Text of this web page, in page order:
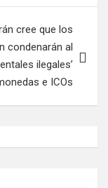
cree que los
condenarán al
ilegales’
e ICOs